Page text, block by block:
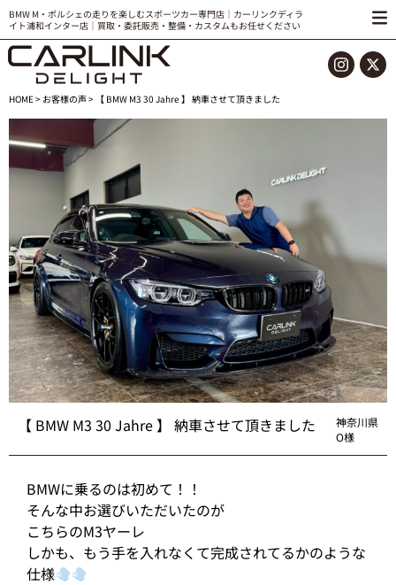
BMW M・ポルシェの走りを楽しむスポーツカー専門店｜カーリンクディラ
イト浦和インター店｜買取・委託販売・整備・カスタムもお任せください
HOME> お客様の声> 【 BMW M3 30 Jahre 】 納車させて頂きました
【 BMW M3 30 Jahre 】 納車させて頂きました
神奈川県
O様
BMWに乗るのは初めて！！
そんな中お選びいただいたのが
こちらのM3ヤーレ
しかも、もう手を入れなくて完成されてるかのような
仕様